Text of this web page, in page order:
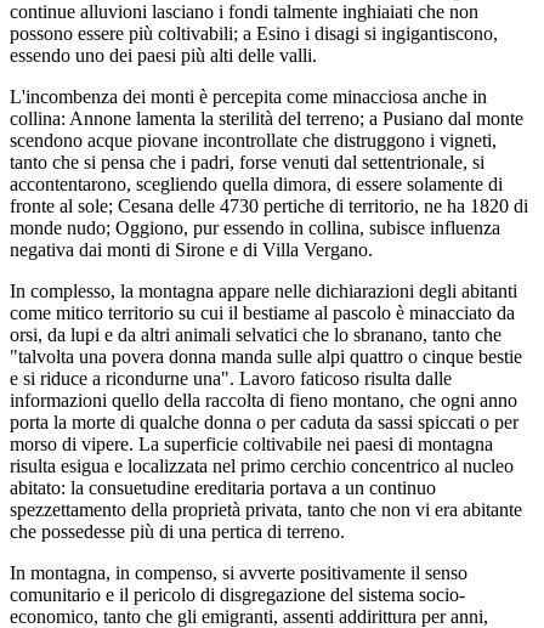
continue alluvioni lasciano i fondi talmente inghiaiati che non
possono essere più coltivabili; a Esino i disagi si ingigantiscono,
essendo uno dei paesi più alti delle valli.
L'incombenza dei monti è percepita come minacciosa anche in
collina: Annone lamenta la sterilità del terreno; a Pusiano dal monte
scendono acque piovane incontrollate che distruggono i vigneti,
tanto che si pensa che i padri, forse venuti dal settentrionale, si
accontentarono, scegliendo quella dimora, di essere solamente di
fronte al sole; Cesana delle 4730 pertiche di territorio, ne ha 1820 di
monde nudo; Oggiono, pur essendo in collina, subisce influenza
negativa dai monti di Sirone e di Villa Vergano.
In complesso, la montagna appare nelle dichiarazioni degli abitanti
come mitico territorio su cui il bestiame al pascolo è minacciato da
orsi, da lupi e da altri animali selvatici che lo sbranano, tanto che
"talvolta una povera donna manda sulle alpi quattro o cinque bestie
e si riduce a ricondurne una". Lavoro faticoso risulta dalle
informazioni quello della raccolta di fieno montano, che ogni anno
porta la morte di qualche donna o per caduta da sassi spiccati o per
morso di vipere. La superficie coltivabile nei paesi di montagna
risulta esigua e localizzata nel primo cerchio concentrico al nucleo
abitato: la consuetudine ereditaria portava a un continuo
spezzettamento della proprietà privata, tanto che non vi era abitante
che possedesse più di una pertica di terreno.
In montagna, in compenso, si avverte positivamente il senso
comunitario e il pericolo di disgregazione del sistema socio-
economico, tanto che gli emigranti, assenti addirittura per anni,